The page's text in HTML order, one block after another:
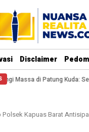
Disclaimer
Aparat Punya Hati
Polsek Kapuas Barat